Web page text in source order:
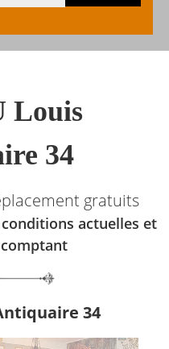
Louis
34
gratuits
actuelles et
34